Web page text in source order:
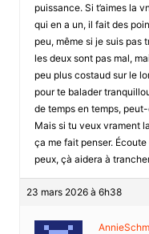
puissance. Si t’aimes la
qui en a un, il fait des
peu, même si je suis pas
les deux sont pas mal,
peu plus costaud sur le
pour te balader
de temps en temps,
Mais si tu veux vrament
ça me fait penser.
peux, çà aidera à
23 mars 2026 à 6h38